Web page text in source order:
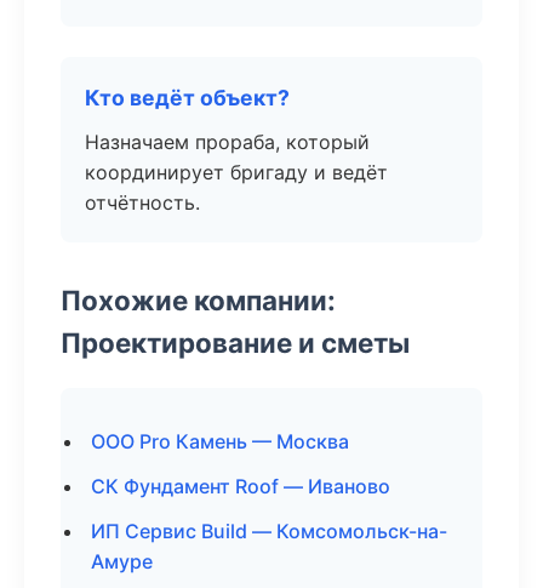
Кто ведёт объект?
Назначаем прораба, который
координирует бригаду и ведёт
отчётность.
Похожие компании:
Проектирование и сметы
ООО Pro Камень — Москва
СК Фундамент Roof — Иваново
ИП Сервис Build — Комсомольск-на-
Амуре